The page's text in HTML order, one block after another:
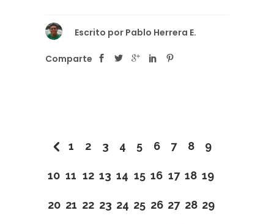
Escrito por Pablo Herrera E.
Comparte
1 2 3 4 5 6 7 8 9
10 11 12 13 14 15 16 17 18 19
20 21 22 23 24 25 26 27 28 29